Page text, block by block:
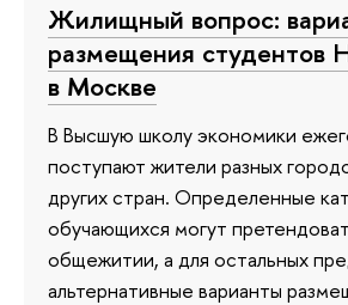
Жилищный вопрос:
размещения
в Москве
В Высшую школу экономики
поступают жители разных
других стран. Определенные
обучающихся могут
общежитии, а для остальных
альтернативные варианты